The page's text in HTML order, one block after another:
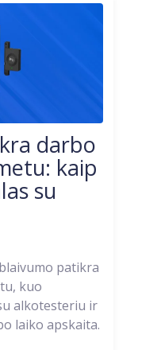
darbo
kaip
su
patikra
kuo
alkotesteriu ir
laiko apskaita.